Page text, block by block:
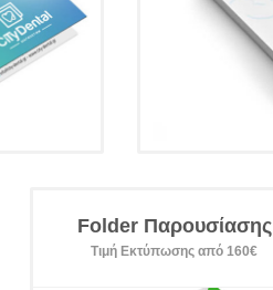
Folder Παρουσίασης
Τιμή Εκτύπωσης από 160€